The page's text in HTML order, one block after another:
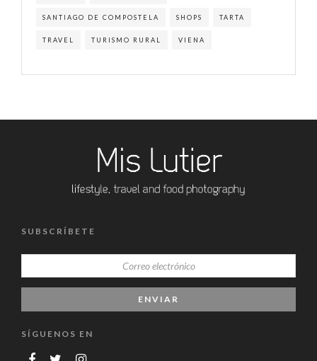
SANTIAGO DE COMPOSTELA SHOPS TARTA
TRAVEL TURISMO RURAL VIENA
SUBSCRÍBETE
SÍGUENOS EN